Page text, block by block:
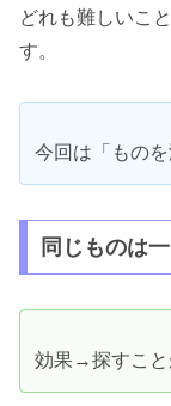
どれも難しいこ
す。
今回は「もの
同じものは
効果→探すこと